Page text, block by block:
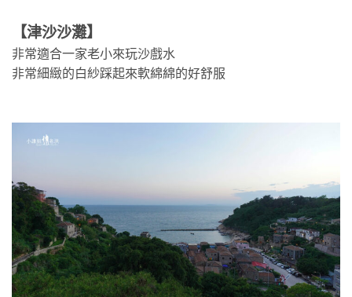
【津沙沙灘】
非常適合一家老小來玩沙戲水
非常細緻的白紗踩起來軟綿綿的好舒服